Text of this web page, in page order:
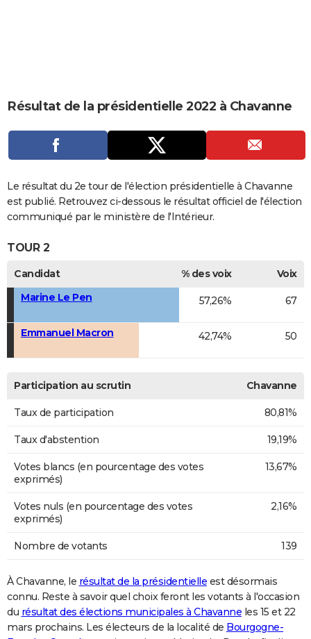
CARTE DE VOEUX
DICTIONNAIRE
Dictionnaire
Biographies
Expressions
Proverbes
PROGRAMME TV
COPAINS D'AVANT
S'inscrire
Se connecter
Lycées
Collèges
Primaires
Universités
Entreprises
Service militaire
Avis de recherche
AVIS DE DÉCÈS
FORUM
Bricolage
Culture
Television
Voyage
Résultat de la présidentielle 2022 à Chavanne
Le résultat du 2e tour de l'élection présidentielle à Chavanne
est publié. Retrouvez ci-dessous le résultat officiel de l'élection
communiqué par le ministère de l'Intérieur.
TOUR 2
Candidat % des voix
Voix
Marine Le Pen
57,26% 67
Emmanuel Macron 42,74% 50
Participation au scrutin Chavanne
Taux de participation 80,81%
Taux d'abstention 19,19%
Votes blancs (en pourcentage des votes
exprimés)
13,67%
Votes nuls (en pourcentage des votes
exprimés)
2,16%
Nombre de votants 139
À Chavanne, le résultat de la présidentielle est désormais
connu. Reste à savoir quel choix feront les votants à l'occasion
du résultat des élections municipales à Chavanne les 15 et 22
mars prochains. Les électeurs de la localité de Bourgogne-